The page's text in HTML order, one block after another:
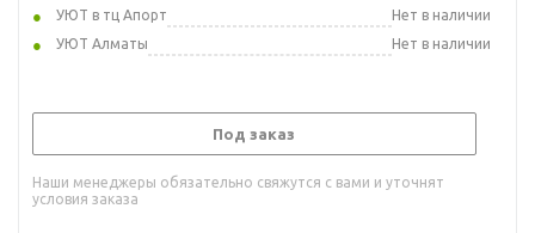
УЮТ в тц Апорт
Нет в наличии
УЮТ Алматы
Нет в наличии
Под заказ
Наши менеджеры обязательно свяжутся с вами и уточнят
условия заказа